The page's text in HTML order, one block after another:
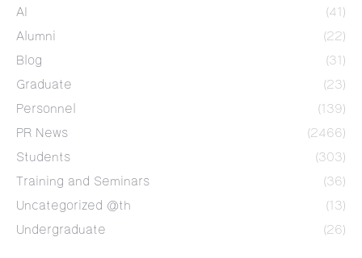
AI
(41)
Alumni
(22)
Blog
(31)
Graduate
(23)
Personnel
(139)
PR News
(2466)
Students
(303)
Training and Seminars
(36)
Uncategorized @th
(13)
Undergraduate
(26)